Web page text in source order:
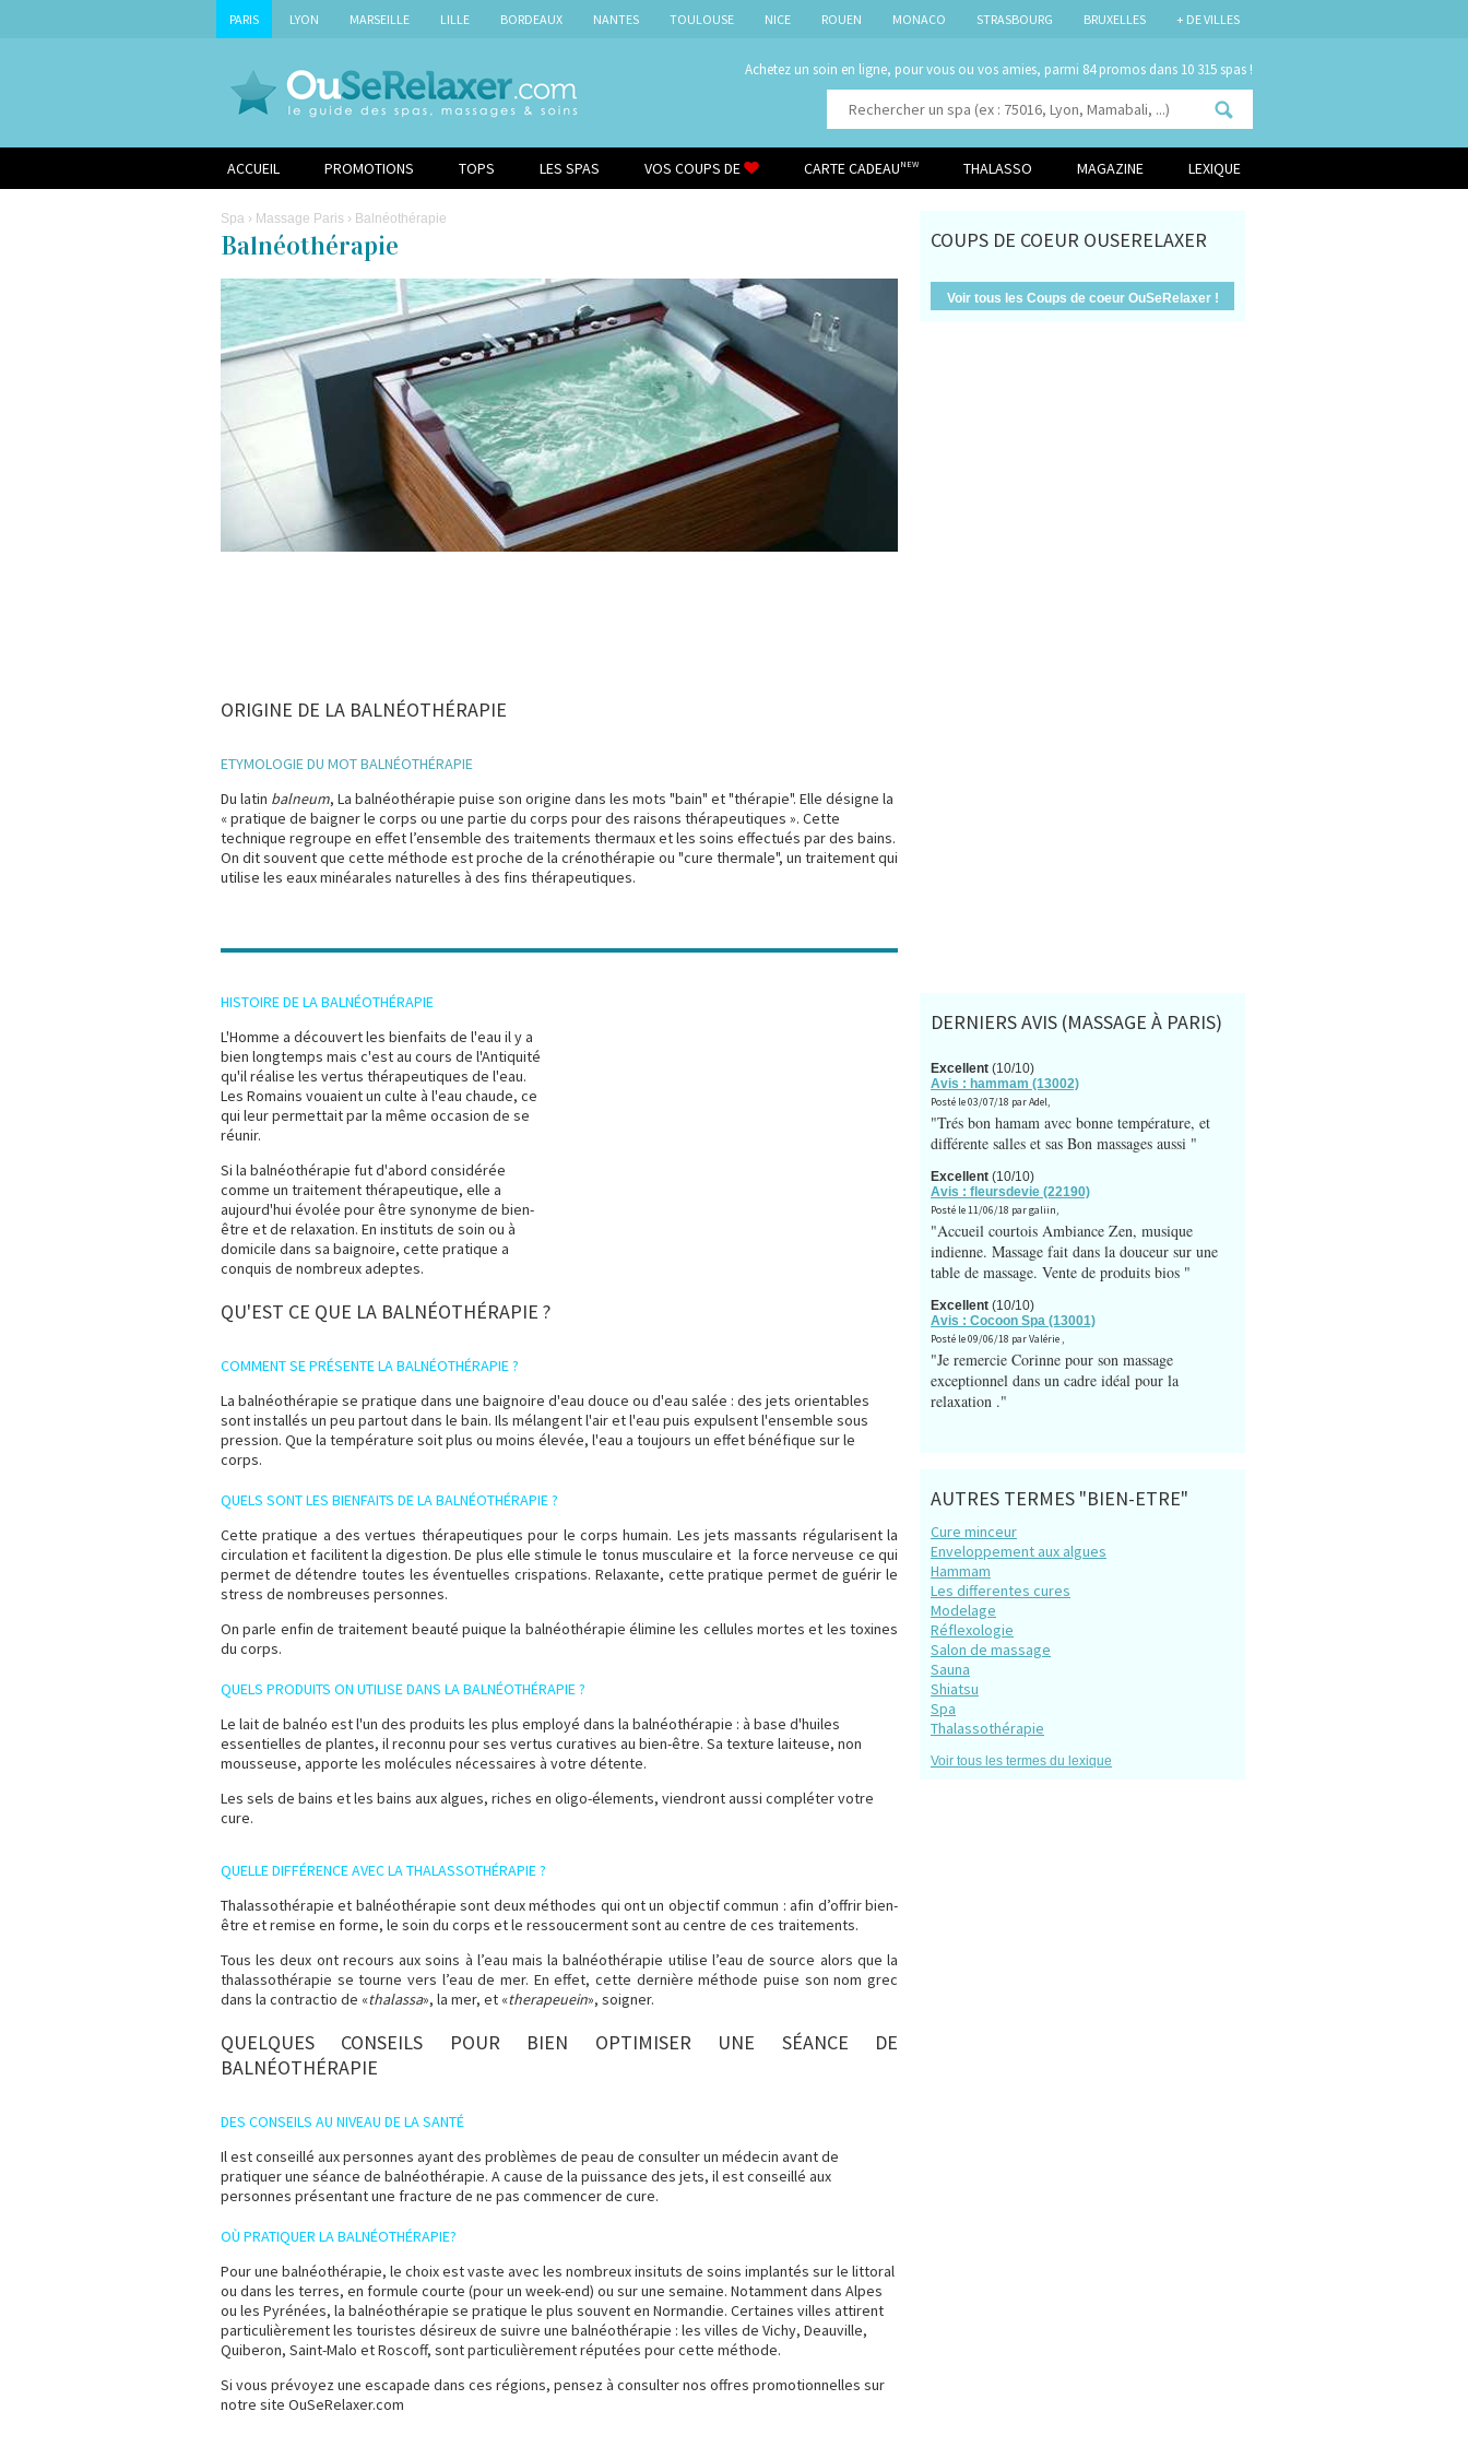
PARIS LYON MARSEILLE LILLE BORDEAUX NANTES TOULOUSE NICE ROUEN MONACO STRASBOURG BRUXELLES + DE VILLES
Achetez un soin en ligne, pour vous ou vos amies, parmi 84 promos dans 10 315 spas !
ACCUEIL PROMOTIONS TOPS LES SPAS VOS COUPS DE CARTE CADEAU NEW THALASSO MAGAZINE LEXIQUE
Spa › Massage Paris › Balnéothérapie
Balnéothérapie
ORIGINE DE LA BALNÉOTHÉRAPIE
ETYMOLOGIE DU MOT BALNÉOTHÉRAPIE
Du latin balneum, La balnéothérapie puise son origine dans les mots "bain" et "thérapie". Elle désigne la
« pratique de baigner le corps ou une partie du corps pour des raisons thérapeutiques ». Cette
technique regroupe en effet l’ensemble des traitements thermaux et les soins effectués par des bains.
On dit souvent que cette méthode est proche de la crénothérapie ou "cure thermale", un traitement qui
utilise les eaux minéarales naturelles à des fins thérapeutiques.
HISTOIRE DE LA BALNÉOTHÉRAPIE
L'Homme a découvert les bienfaits de l'eau il y a
bien longtemps mais c'est au cours de l'Antiquité
qu'il réalise les vertus thérapeutiques de l'eau.
Les Romains vouaient un culte à l'eau chaude, ce
qui leur permettait par la même occasion de se
réunir.
Si la balnéothérapie fut d'abord considérée
comme un traitement thérapeutique, elle a
aujourd'hui évolée pour être synonyme de bien-
être et de relaxation. En instituts de soin ou à
domicile dans sa baignoire, cette pratique a
conquis de nombreux adeptes.
QU'EST CE QUE LA BALNÉOTHÉRAPIE ?
COMMENT SE PRÉSENTE LA BALNÉOTHÉRAPIE ?
La balnéothérapie se pratique dans une baignoire d'eau douce ou d'eau salée : des jets orientables
sont installés un peu partout dans le bain. Ils mélangent l'air et l'eau puis expulsent l'ensemble sous
pression. Que la température soit plus ou moins élevée, l'eau a toujours un effet bénéfique sur le
corps.
QUELS SONT LES BIENFAITS DE LA BALNÉOTHÉRAPIE ?
Cette pratique a des vertues thérapeutiques pour le corps humain. Les jets massants régularisent la
circulation et facilitent la digestion. De plus elle stimule le tonus musculaire et la force nerveuse ce qui
permet de détendre toutes les éventuelles crispations. Relaxante, cette pratique permet de guérir le
stress de nombreuses personnes.
On parle enfin de traitement beauté puique la balnéothérapie élimine les cellules mortes et les toxines
du corps.
QUELS PRODUITS ON UTILISE DANS LA BALNÉOTHÉRAPIE ?
Le lait de balnéo est l'un des produits les plus employé dans la balnéothérapie : à base d'huiles
essentielles de plantes, il reconnu pour ses vertus curatives au bien-être. Sa texture laiteuse, non
mousseuse, apporte les molécules nécessaires à votre détente.
Les sels de bains et les bains aux algues, riches en oligo-élements, viendront aussi compléter votre
cure.
QUELLE DIFFÉRENCE AVEC LA THALASSOTHÉRAPIE ?
Thalassothérapie et balnéothérapie sont deux méthodes qui ont un objectif commun : afin d’offrir bien-
être et remise en forme, le soin du corps et le ressoucerment sont au centre de ces traitements.
Tous les deux ont recours aux soins à l’eau mais la balnéothérapie utilise l’eau de source alors que la
thalassothérapie se tourne vers l’eau de mer. En effet, cette dernière méthode puise son nom grec
dans la contractio de «thalassa», la mer, et «therapeuein», soigner.
QUELQUES CONSEILS POUR BIEN OPTIMISER UNE SÉANCE DE
BALNÉOTHÉRAPIE
DES CONSEILS AU NIVEAU DE LA SANTÉ
Il est conseillé aux personnes ayant des problèmes de peau de consulter un médecin avant de
pratiquer une séance de balnéothérapie. A cause de la puissance des jets, il est conseillé aux
personnes présentant une fracture de ne pas commencer de cure.
OÙ PRATIQUER LA BALNÉOTHÉRAPIE?
Pour une balnéothérapie, le choix est vaste avec les nombreux insituts de soins implantés sur le littoral
ou dans les terres, en formule courte (pour un week-end) ou sur une semaine. Notamment dans Alpes
ou les Pyrénées, la balnéothérapie se pratique le plus souvent en Normandie. Certaines villes attirent
particulièrement les touristes désireux de suivre une balnéothérapie : les villes de Vichy, Deauville,
Quiberon, Saint-Malo et Roscoff, sont particulièrement réputées pour cette méthode.
Si vous prévoyez une escapade dans ces régions, pensez à consulter nos offres promotionnelles sur
notre site OuSeRelaxer.com
COUPS DE COEUR OUSERELAXER
Voir tous les Coups de coeur OuSeRelaxer !
DERNIERS AVIS (MASSAGE À PARIS)
Excellent (10/10)
Avis : hammam (13002)
Posté le 03/07/18 par Adel,
"Trés bon hamam avec bonne température, et
différente salles et sas Bon massages aussi "
Excellent (10/10)
Avis : fleursdevie (22190)
Posté le 11/06/18 par galiin,
"Accueil courtois Ambiance Zen, musique
indienne. Massage fait dans la douceur sur une
table de massage. Vente de produits bios "
Excellent (10/10)
Avis : Cocoon Spa (13001)
Posté le 09/06/18 par Valérie ,
"Je remercie Corinne pour son massage
exceptionnel dans un cadre idéal pour la
relaxation ."
AUTRES TERMES "BIEN-ETRE"
Cure minceur
Enveloppement aux algues
Hammam
Les differentes cures
Modelage
Réflexologie
Salon de massage
Sauna
Shiatsu
Spa
Thalassothérapie
Voir tous les termes du lexique